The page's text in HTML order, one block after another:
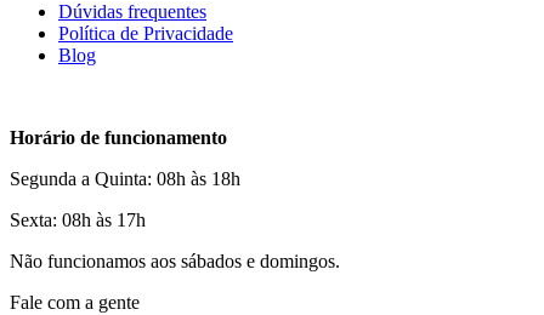
Dúvidas frequentes
Política de Privacidade
Blog
Horário de funcionamento
Segunda a Quinta: 08h às 18h
Sexta: 08h às 17h
Não funcionamos aos sábados e domingos.
Fale com a gente